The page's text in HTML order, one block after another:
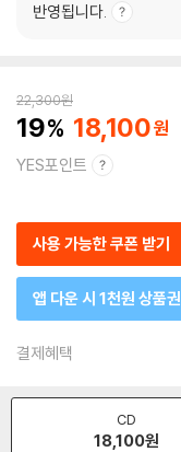
반영됩니다.
22,300원
19 18,100
YES포인트
사용 가능한 쿠폰 받기
앱 다운 시 1천원 상품권
결제혜택
CD
18,100원